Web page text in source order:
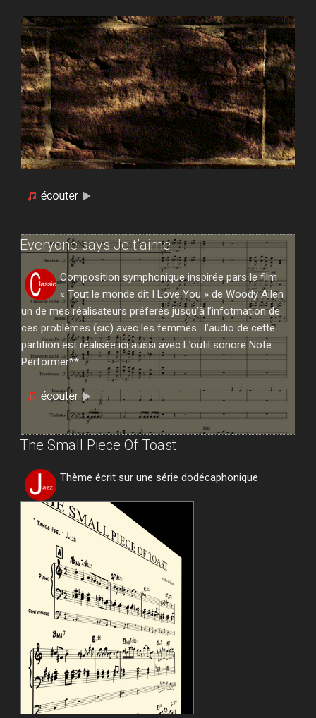
Everyone says Je t’aime
Composition symphonique inspirée pars le film
« Tout le monde dit I Love You » de Woody Allen
un de mes réalisateurs préferés jusqu’à l’infotmation de
ces problèmes (sic) avec les femmes . l’audio de cette
partition est réalisée ici aussi avec L’outil sonore Note
Performer**
The Small Piece Of Toast
Thème écrit sur une série dodécaphonique